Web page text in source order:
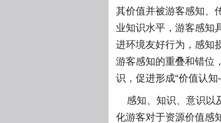
其价值并被游客感知、
业知识水平，游客感知
进环境友好行为，感知
游客感知的重叠和错位
识，促进形成“价值认
感知、知识、意识以
化游客对于资源价值感